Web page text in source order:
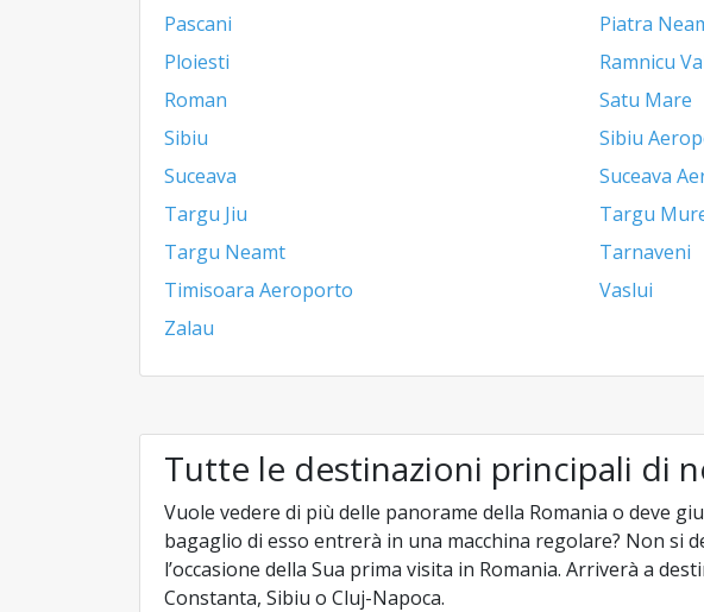
Pascani
Piatra
Ploiesti
Ramnicu
Roman
Satu Mare
Sibiu
Sibiu
Suceava
Suceava
Targu Jiu
Targu
Targu Neamt
Tarnaveni
Timisoara Aeroporto
Vaslui
Zalau
Tutte le destinazioni principali di
Vuole vedere di più delle panorame della Romania o deve
bagaglio di esso entrerà in una macchina regolare? Non si
l’occasione della Sua prima visita in Romania. Arriverà a
Constanta, Sibiu o Cluj-Napoca.